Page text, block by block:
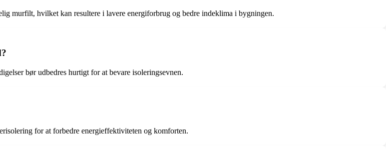
murfilt, hvilket kan resultere i lavere energiforbrug og bedre indeklima i bygningen.
bør udbedres hurtigt for at bevare isoleringsevnen.
for at forbedre energieffektiviteten og komforten.